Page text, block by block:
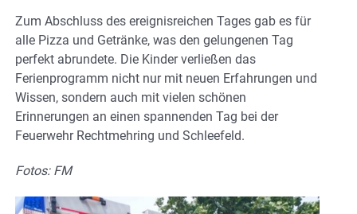
Zum Abschluss des ereignisreichen Tages gab es für
alle Pizza und Getränke, was den gelungenen Tag
perfekt abrundete. Die Kinder verließen das
Ferienprogramm nicht nur mit neuen Erfahrungen und
Wissen, sondern auch mit vielen schönen
Erinnerungen an einen spannenden Tag bei der
Feuerwehr Rechtmehring und Schleefeld.
Fotos: FM